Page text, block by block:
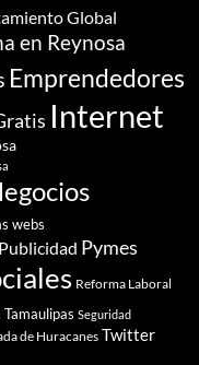
Global
en Reynosa
Emprendedores
Internet
webs
Publicidad Pymes
Reforma Laboral
Tamaulipas Seguridad
de Huracanes Twitter